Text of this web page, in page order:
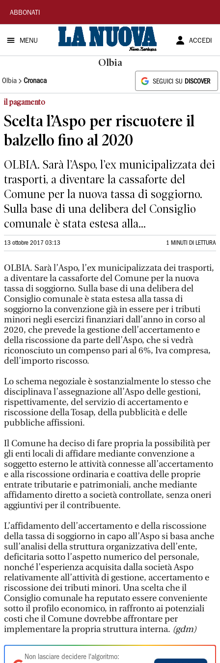
La
Nuova
Sardegna
ABBONATI
MENU ACCEDI
Olbia
Olbia Cronaca SEGUICI SU DISCOVER
il pagamento
Scelta l’Aspo per riscuotere il
balzello fino al 2020
OLBIA. Sarà l’Aspo, l’ex municipalizzata dei
trasporti, a diventare la cassaforte del
Comune per la nuova tassa di soggiorno.
Sulla base di una delibera del Consiglio
comunale è stata estesa alla...
13 ottobre 2017 03:13 1 MINUTI DI LETTURA
OLBIA. Sarà l’Aspo, l’ex municipalizzata dei trasporti,
a diventare la cassaforte del Comune per la nuova
tassa di soggiorno. Sulla base di una delibera del
Consiglio comunale è stata estesa alla tassa di
soggiorno la convenzione già in essere per i tributi
minori negli esercizi finanziari dall’anno in corso al
2020, che prevede la gestione dell’accertamento e
della riscossione da parte dell’Aspo, che si vedrà
riconosciuto un compenso pari al 6%, Iva compresa,
dell’importo riscosso.
Lo schema negoziale è sostanzialmente lo stesso che
disciplinava l’assegnazione all’Aspo delle gestioni,
rispettivamente, del servizio di accertamento e
riscossione della Tosap, della pubblicità e delle
pubbliche affissioni.
Il Comune ha deciso di fare propria la possibilità per
gli enti locali di affidare mediante convenzione a
soggetto esterno le attività connesse all’accertamento
e alla riscossione ordinaria e coattiva delle proprie
entrate tributarie e patrimoniali, anche mediante
affidamento diretto a società controllate, senza oneri
aggiuntivi per il contribuente.
L’affidamento dell’accertamento e della riscossione
della tassa di soggiorno in capo all’Aspo si basa anche
sull’analisi della struttura organizzativa dell’ente,
deficitaria sotto l’aspetto numerico del personale,
nonché l’esperienza acquisita dalla società Aspo
relativamente all’attività di gestione, accertamento e
riscossione dei tributi minori. Una scelta che il
Consiglio comunale ha reputato essere conveniente
sotto il profilo economico, in raffronto ai potenziali
costi che il Comune dovrebbe affrontare per
implementare la propria struttura interna. (gdm)
Non lasciare decidere l'algoritmo: